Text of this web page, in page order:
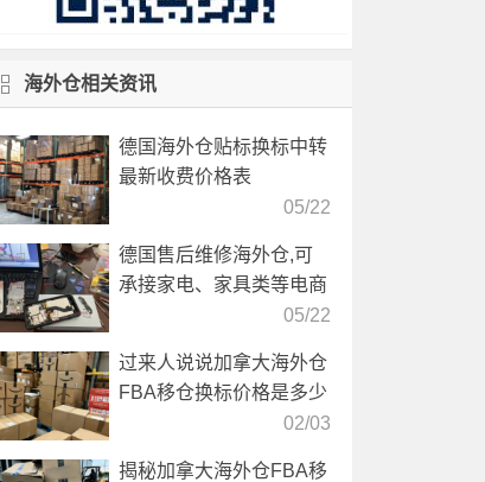
海外仓相关资讯
德国海外仓贴标换标中转
最新收费价格表
05/22
德国售后维修海外仓,可
承接家电、家具类等电商
05/22
过来人说说加拿大海外仓
FBA移仓换标价格是多少
02/03
揭秘加拿大海外仓FBA移